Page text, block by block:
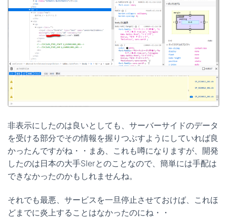
非表示にしたのは良いとしても、サーバーサイドのデータ
を受ける部分でその情報を握りつぶすようにしていれば良
かったんですがね・・まあ、これも噂になりますが、開発
したのは日本の大手SIerとのことなので、簡単には手配は
できなかったのかもしれませんね。
それでも最悪、サービスを一旦停止させておけば、これほ
どまでに炎上することはなかったのにね・・